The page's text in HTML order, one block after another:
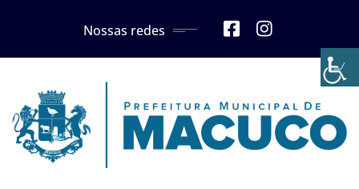
Nossas redes